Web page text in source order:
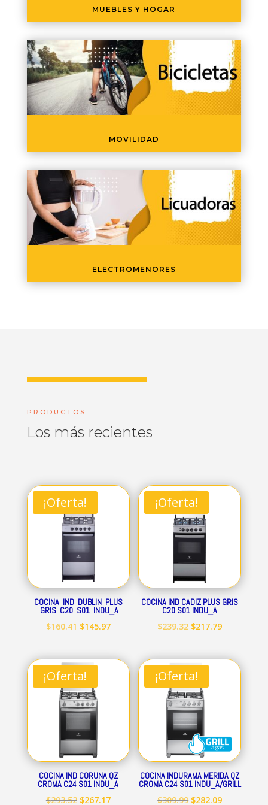
MUEBLES Y HOGAR
MOVILIDAD
ELECTROMENORES
PRODUCTOS
Los más recientes
¡Oferta!
COCINA IND DUBLIN PLUS
GRIS C20 S01 INDU_A
$160.41 El
original
era:
$160.41.
$145.97El
actual
¡Oferta!
COCINA IND CADIZ PLUS GRIS
C20 S01 INDU_A
$239.32 El
original
era:
$239.32.
$217.79El
actual
¡Oferta!
COCINA IND CORUNA QZ
CROMA C24 S01 INDU_A
$293.52 El
$267.17El
¡Oferta!
COCINA INDURAMA MERIDA QZ
CROMA C24 S01 INDU_A/GRILL
$309.99 El
$282.09El